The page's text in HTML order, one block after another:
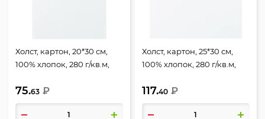
Холст, картон, 20*30 см,
100% хлопок, 280 г/кв.м,
170171
75.63 ₽
Холст, картон, 25*30 см,
100% хлопок, 280 г/кв.м,
170173
117.40 ₽